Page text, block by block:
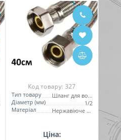
Код товару: 327
Тип товару
Шланг для води
Діаметр (мм)
1/2
Матеріал
Нержавіюче обплетення
Ціна: